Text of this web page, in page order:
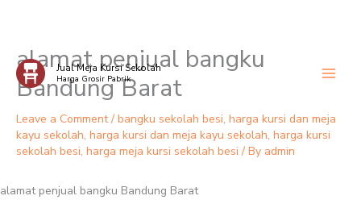
Skip
content
Jual Meja Kursi Sekolah
Harga Grosir Pabrik
alamat penjual bangku
Bandung Barat
Leave a Comment / bangku sekolah besi, harga kursi dan meja
kayu sekolah, harga kursi dan meja kayu sekolah, harga kursi
sekolah besi, harga meja kursi sekolah besi / By admin
alamat penjual bangku Bandung Barat